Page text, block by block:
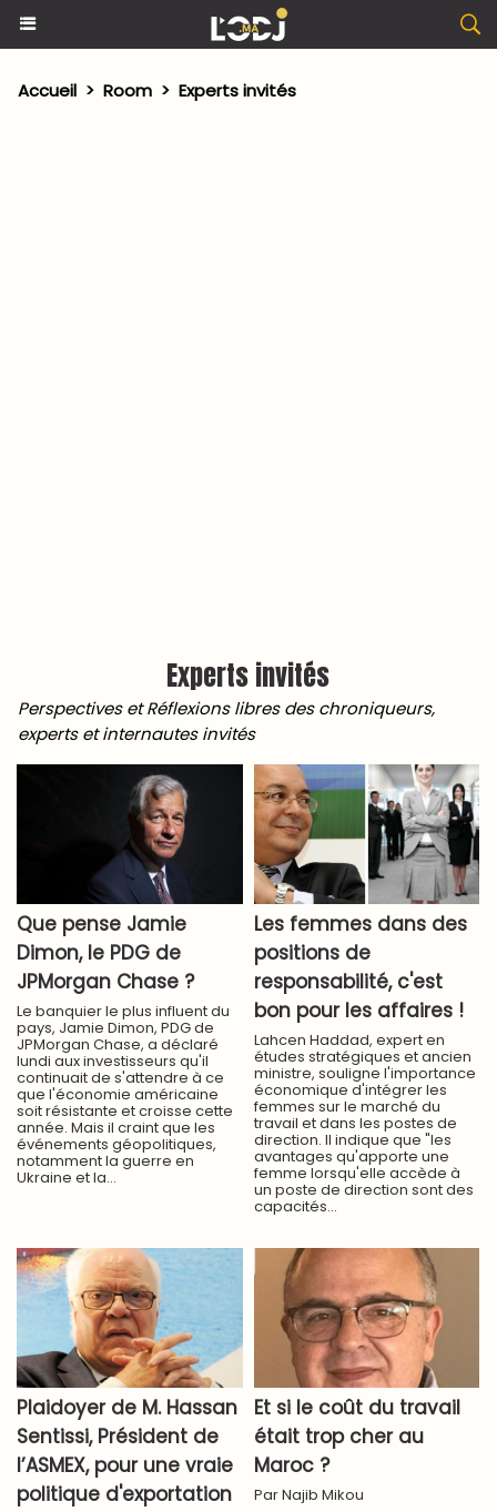
Accueil > Room > Experts invités
Experts invités
Perspectives et Réflexions libres des chroniqueurs,
experts et internautes invités
Que pense Jamie
Dimon, le PDG de
JPMorgan Chase ?
Le banquier le plus influent du
pays, Jamie Dimon, PDG de
JPMorgan Chase, a déclaré
lundi aux investisseurs qu'il
continuait de s'attendre à ce
que l'économie américaine
soit résistante et croisse cette
année. Mais il craint que les
événements géopolitiques,
notamment la guerre en
Ukraine et la...
Les femmes dans des
positions de
responsabilité, c'est
bon pour les affaires !
Lahcen Haddad, expert en
études stratégiques et ancien
ministre, souligne l'importance
économique d'intégrer les
femmes sur le marché du
travail et dans les postes de
direction. Il indique que "les
avantages qu'apporte une
femme lorsqu'elle accède à
un poste de direction sont des
capacités...
Plaidoyer de M. Hassan
Sentissi, Président de
l’ASMEX, pour une vraie
politique d'exportation
​Et si le coût du travail
était trop cher au
Maroc ?
Par Najib Mikou